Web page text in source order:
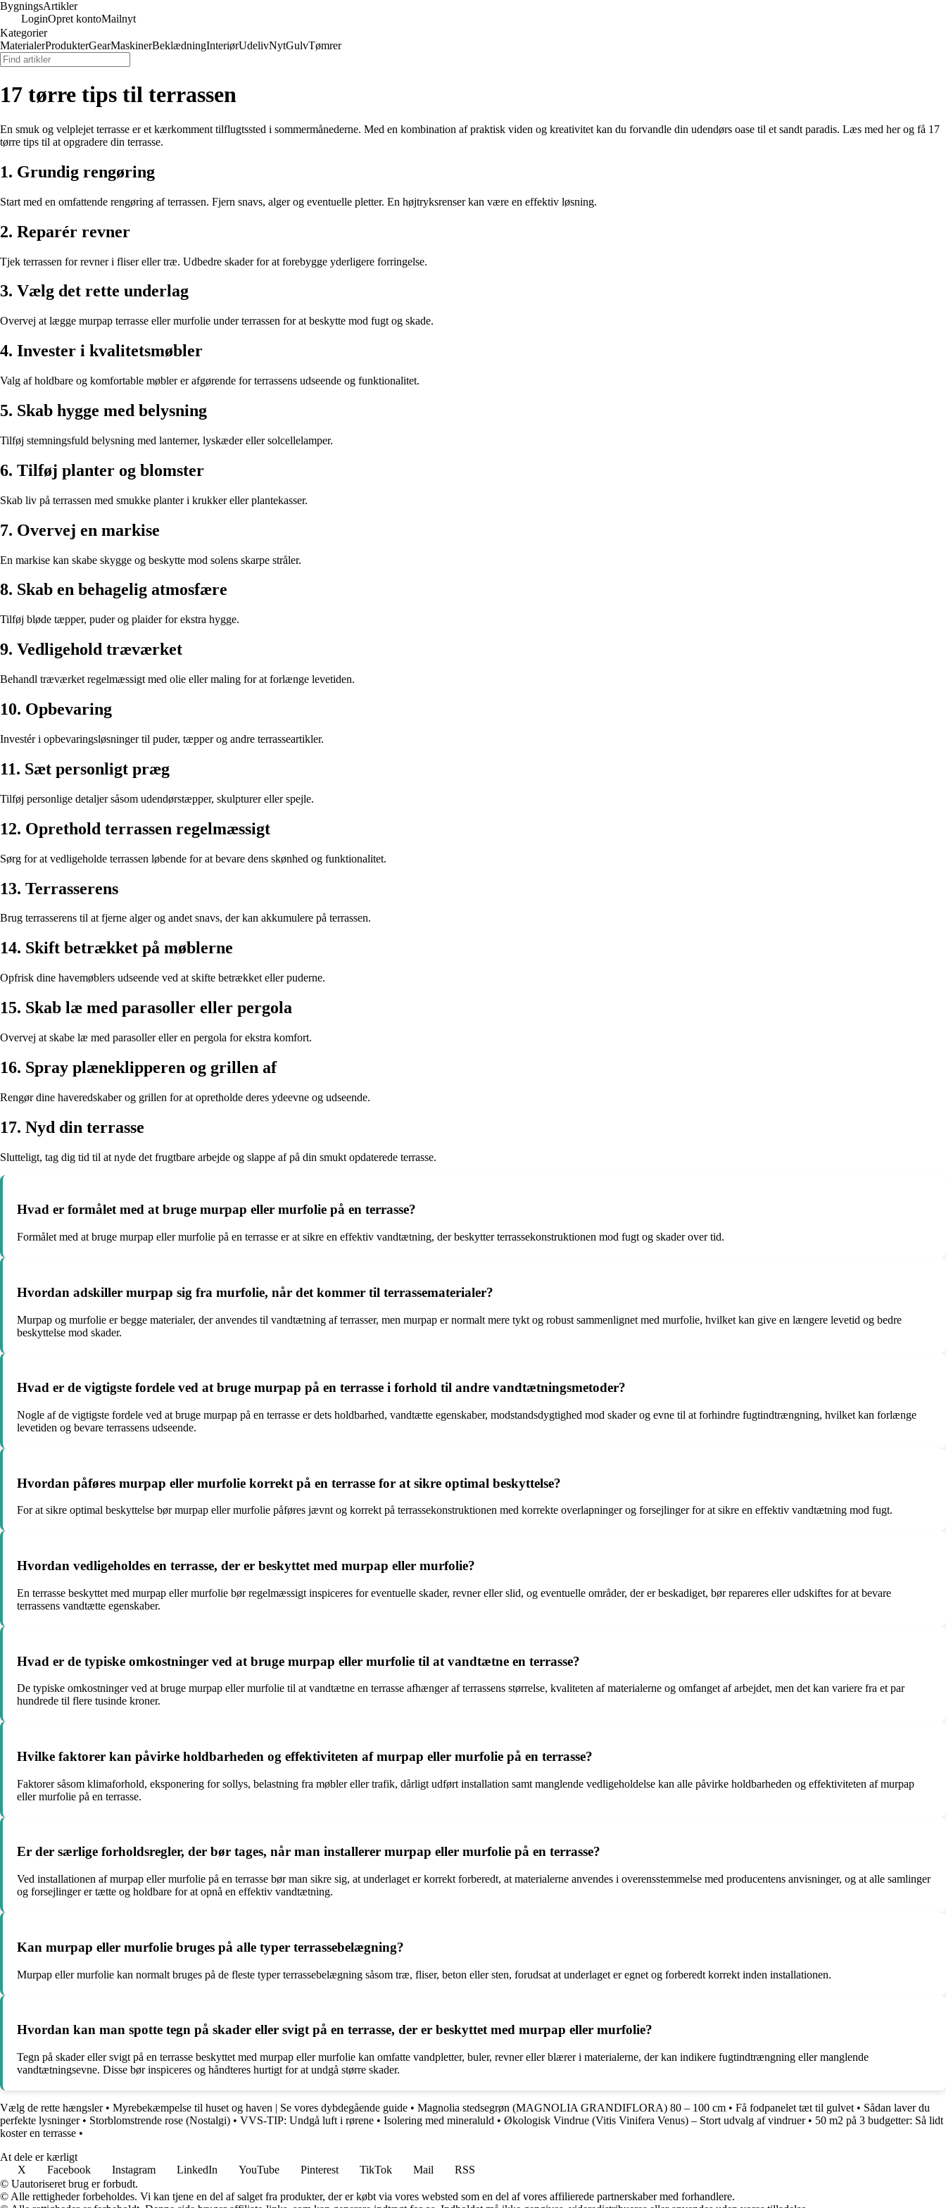
BygningsArtikler
LoginOpret kontoMailnyt
Kategorier
MaterialerProdukterGearMaskinerBeklædningInteriørUdelivNytGulvTømrer
17 tørre tips til terrassen
En smuk og velplejet terrasse er et kærkomment tilflugtssted i sommermånederne. Med en kombination af praktisk viden og kreativitet kan du forvandle din udendørs oase til et sandt paradis. Læs med her og få 17
tørre tips til at opgradere din terrasse.
1. Grundig rengøring
Start med en omfattende rengøring af terrassen. Fjern snavs, alger og eventuelle pletter. En højtryksrenser kan være en effektiv løsning.
2. Reparér revner
Tjek terrassen for revner i fliser eller træ. Udbedre skader for at forebygge yderligere forringelse.
3. Vælg det rette underlag
Overvej at lægge murpap terrasse eller murfolie under terrassen for at beskytte mod fugt og skade.
4. Invester i kvalitetsmøbler
Valg af holdbare og komfortable møbler er afgørende for terrassens udseende og funktionalitet.
5. Skab hygge med belysning
Tilføj stemningsfuld belysning med lanterner, lyskæder eller solcellelamper.
6. Tilføj planter og blomster
Skab liv på terrassen med smukke planter i krukker eller plantekasser.
7. Overvej en markise
En markise kan skabe skygge og beskytte mod solens skarpe stråler.
8. Skab en behagelig atmosfære
Tilføj bløde tæpper, puder og plaider for ekstra hygge.
9. Vedligehold træværket
Behandl træværket regelmæssigt med olie eller maling for at forlænge levetiden.
10. Opbevaring
Investér i opbevaringsløsninger til puder, tæpper og andre terrasseartikler.
11. Sæt personligt præg
Tilføj personlige detaljer såsom udendørstæpper, skulpturer eller spejle.
12. Oprethold terrassen regelmæssigt
Sørg for at vedligeholde terrassen løbende for at bevare dens skønhed og funktionalitet.
13. Terrasserens
Brug terrasserens til at fjerne alger og andet snavs, der kan akkumulere på terrassen.
14. Skift betrækket på møblerne
Opfrisk dine havemøblers udseende ved at skifte betrækket eller puderne.
15. Skab læ med parasoller eller pergola
Overvej at skabe læ med parasoller eller en pergola for ekstra komfort.
16. Spray plæneklipperen og grillen af
Rengør dine haveredskaber og grillen for at opretholde deres ydeevne og udseende.
17. Nyd din terrasse
Slutteligt, tag dig tid til at nyde det frugtbare arbejde og slappe af på din smukt opdaterede terrasse.
Hvad er formålet med at bruge murpap eller murfolie på en terrasse?
Formålet med at bruge murpap eller murfolie på en terrasse er at sikre en effektiv vandtætning, der beskytter terrassekonstruktionen mod fugt og skader over tid.
Hvordan adskiller murpap sig fra murfolie, når det kommer til terrassematerialer?
Murpap og murfolie er begge materialer, der anvendes til vandtætning af terrasser, men murpap er normalt mere tykt og robust sammenlignet med murfolie, hvilket kan give en længere levetid og bedre
beskyttelse mod skader.
Hvad er de vigtigste fordele ved at bruge murpap på en terrasse i forhold til andre vandtætningsmetoder?
Nogle af de vigtigste fordele ved at bruge murpap på en terrasse er dets holdbarhed, vandtætte egenskaber, modstandsdygtighed mod skader og evne til at forhindre fugtindtrængning, hvilket kan forlænge
levetiden og bevare terrassens udseende.
Hvordan påføres murpap eller murfolie korrekt på en terrasse for at sikre optimal beskyttelse?
For at sikre optimal beskyttelse bør murpap eller murfolie påføres jævnt og korrekt på terrassekonstruktionen med korrekte overlapninger og forsejlinger for at sikre en effektiv vandtætning mod fugt.
Hvordan vedligeholdes en terrasse, der er beskyttet med murpap eller murfolie?
En terrasse beskyttet med murpap eller murfolie bør regelmæssigt inspiceres for eventuelle skader, revner eller slid, og eventuelle områder, der er beskadiget, bør repareres eller udskiftes for at bevare
terrassens vandtætte egenskaber.
Hvad er de typiske omkostninger ved at bruge murpap eller murfolie til at vandtætne en terrasse?
De typiske omkostninger ved at bruge murpap eller murfolie til at vandtætne en terrasse afhænger af terrassens størrelse, kvaliteten af materialerne og omfanget af arbejdet, men det kan variere fra et par
hundrede til flere tusinde kroner.
Hvilke faktorer kan påvirke holdbarheden og effektiviteten af murpap eller murfolie på en terrasse?
Faktorer såsom klimaforhold, eksponering for sollys, belastning fra møbler eller trafik, dårligt udført installation samt manglende vedligeholdelse kan alle påvirke holdbarheden og effektiviteten af murpap
eller murfolie på en terrasse.
Er der særlige forholdsregler, der bør tages, når man installerer murpap eller murfolie på en terrasse?
Ved installationen af murpap eller murfolie på en terrasse bør man sikre sig, at underlaget er korrekt forberedt, at materialerne anvendes i overensstemmelse med producentens anvisninger, og at alle samlinger
og forsejlinger er tætte og holdbare for at opnå en effektiv vandtætning.
Kan murpap eller murfolie bruges på alle typer terrassebelægning?
Murpap eller murfolie kan normalt bruges på de fleste typer terrassebelægning såsom træ, fliser, beton eller sten, forudsat at underlaget er egnet og forberedt korrekt inden installationen.
Hvordan kan man spotte tegn på skader eller svigt på en terrasse, der er beskyttet med murpap eller murfolie?
Tegn på skader eller svigt på en terrasse beskyttet med murpap eller murfolie kan omfatte vandpletter, buler, revner eller blærer i materialerne, der kan indikere fugtindtrængning eller manglende
vandtætningsevne. Disse bør inspiceres og håndteres hurtigt for at undgå større skader.
Vælg de rette hængsler• Myrebekæmpelse til huset og haven | Se vores dybdegående guide • Magnolia stedsegrøn (MAGNOLIA GRANDIFLORA) 80 – 100 cm • Få fodpanelet tæt til gulvet • Sådan laver du
perfekte lysninger• Storblomstrende rose (Nostalgi) • VVS-TIP: Undgå luft i rørene • Isolering med mineraluld • Økologisk Vindrue (Vitis Vinifera Venus) – Stort udvalg af vindruer• 50 m2 på 3 budgetter: Så lidt
koster en terrasse •
At dele er kærligt
X
Facebook Instagram LinkedIn YouTube Pinterest TikTok Mail
RSS
© Uautoriseret brug er forbudt.
© Alle rettigheder forbeholdes. Vi kan tjene en del af salget fra produkter, der er købt via vores websted som en del af vores affilierede partnerskaber med forhandlere.